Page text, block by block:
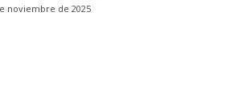
noviembre de 2025